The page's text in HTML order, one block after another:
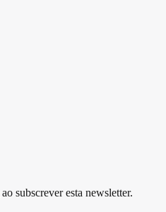
ao subscrever esta newsletter.